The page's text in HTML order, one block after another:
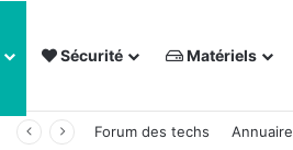
Sécurité Matériels
Forum des techs Annuaire